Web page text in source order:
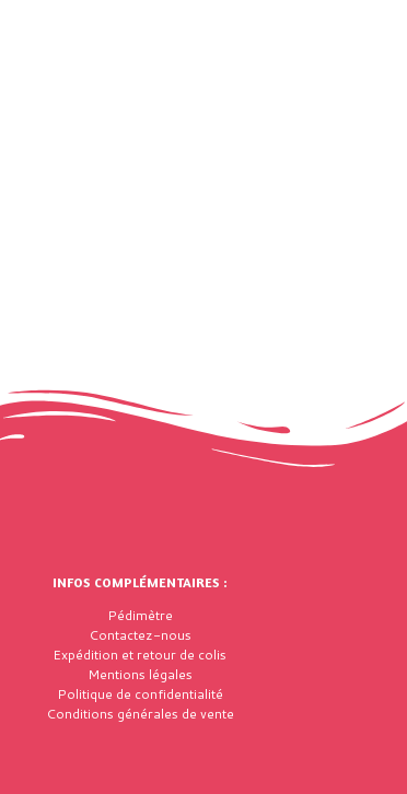
INFOS COMPLÉMENTAIRES :
Pédimètre
Contactez-nous
Expédition et retour de colis
Mentions légales
Politique de confidentialité
Conditions générales de vente